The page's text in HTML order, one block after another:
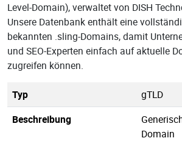
Level-Domain), verwaltet von DISH
Unsere Datenbank enthält eine
bekannten .sling-Domains, damit
und SEO-Experten einfach auf aktuelle
zugreifen können.
Typ
gTLD
Beschreibung
Domain